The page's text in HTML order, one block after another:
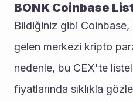
BONK Coinbase
Bildiğiniz gibi
gelen merkezi kripto
nedenle, bu CEX'te
fiyatlarında sıklıkla